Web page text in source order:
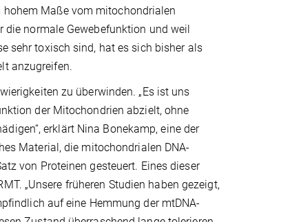
Maße vom mitochondrialen
normale Gewebefunktion und weil
sehr toxisch sind, hat es sich bisher als
anzugreifen.
zu überwinden. „Es ist uns
der Mitochondrien abzielt, ohne
erklärt Nina Bonekamp, eine der
Material, die mitochondrialen DNA-
von Proteinen gesteuert. Eines dieser
„Unsere früheren Studien haben gezeigt,
auf eine Hemmung der mtDNA-